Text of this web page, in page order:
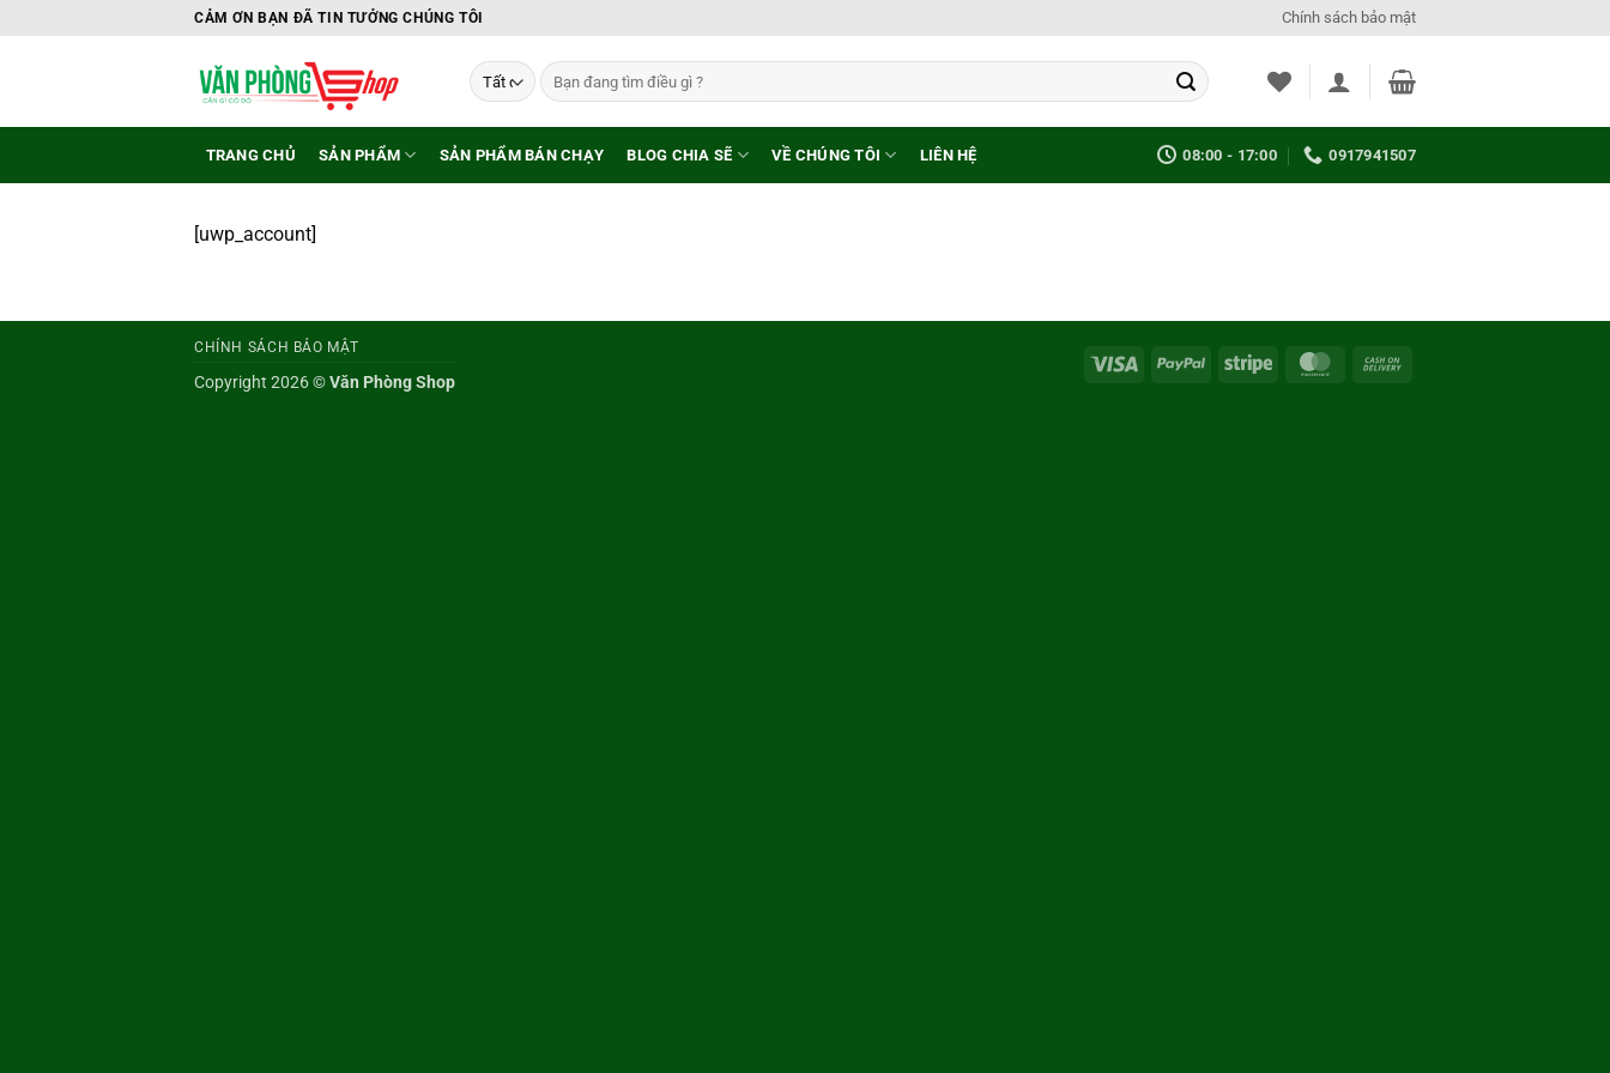
CẢM ƠN BẠN ĐÃ TIN TƯỞNG CHÚNG TÔI Chính sách bảo mật
Tìm
kiếm:
TRANG CHỦ SẢN PHẨM SẢN PHẨM BÁN CHẠY BLOG CHIA SẼ VỀ CHÚNG TÔI LIÊN HỆ 08:00 - 17:00 0917941507
[uwp_account]
Visa PayPal Stripe MasterCard
CHÍNH SÁCH BẢO MẬT
Copyright 2026 ©Văn Phòng Shop